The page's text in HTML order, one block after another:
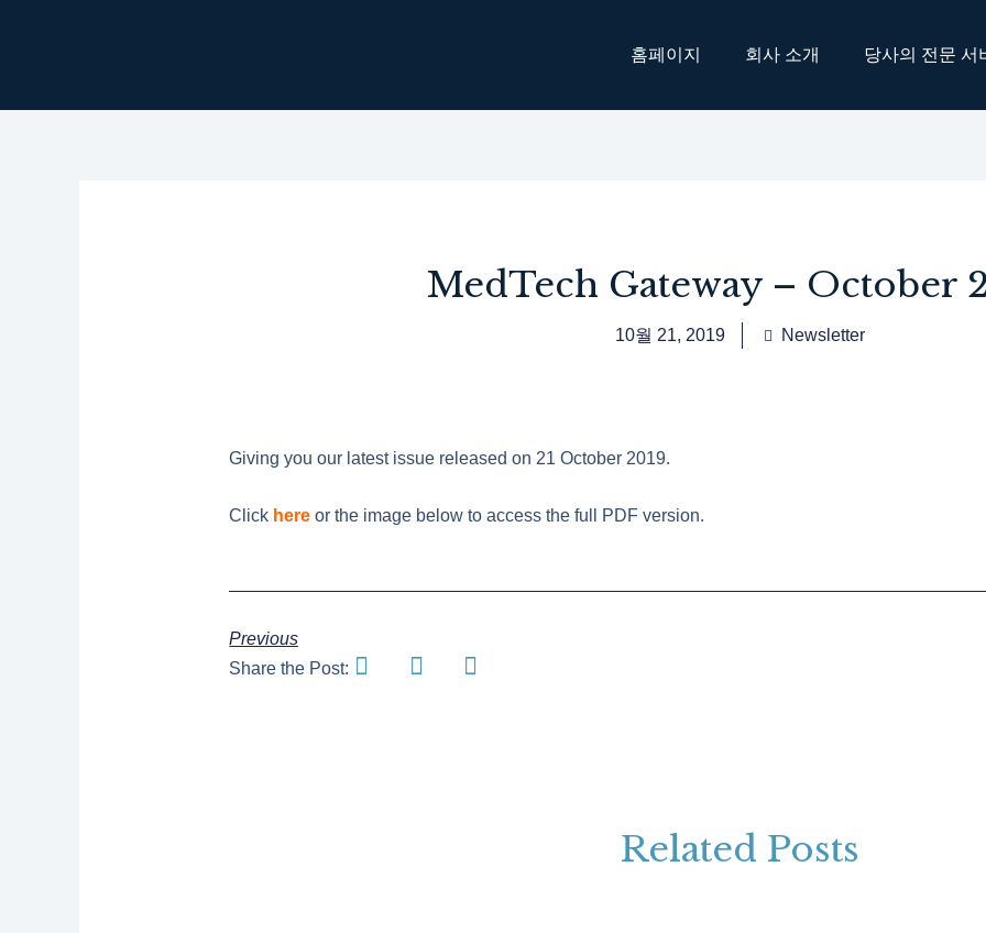
홈페이지 회사 소개 당사의 전문 서
MedTech Gateway – October
10월 21, 2019 Newsletter
Giving you our latest issue released on 21 October 2019.
Click here or the image below to access the full PDF version.
Previous
Share the Post:
Related Posts